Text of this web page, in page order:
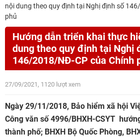
nội dung theo quy định tại Nghị định số
phủ
Hướng dẫn triển khai thực
dung theo quy định tại Nghị
146/2018/NĐ-CP của Chính
27/09/2021, 1120 lượt xem
Ngày 29/11/2018, Bảo hiểm xã hội
Công văn số 4996/BHXH-CSYT
thành phố; BHXH Bộ Quốc Phòng,